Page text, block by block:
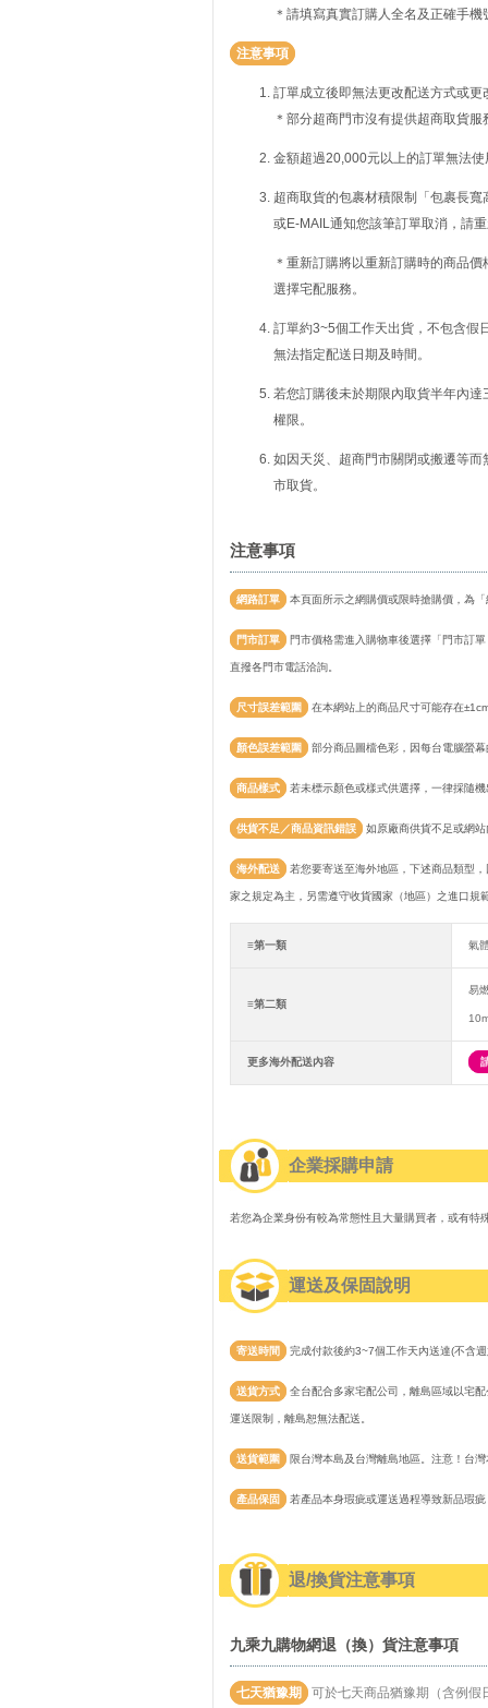
＊請填寫真實訂購人全名及正確手
注意事項
訂單成立後即無法更改配送方式或
＊部分超商門市沒有提供超商取貨
金額超過20,000元以上的訂單無法
超商取貨的包裹材積限制「包裹長
或E-MAIL通知您該筆訂單取消，請
＊重新訂購將以重新訂購時的商品
選擇宅配服務。
訂單約3~5個工作天出貨，不包含假
無法指定配送日期及時間。
若您訂購後未於期限內取貨半年內
權限。
如因天災、超商門市關閉或搬遷等
市取貨。
注意事項
網路訂單 本頁面所示之網購價或限時搶購價，為
門市訂單 門市價格需進入購物車後選擇「門市訂
直撥各門市電話洽詢。
尺寸誤差範圍 在本網站上的商品尺寸可能存在
顏色誤差範圍 部分商品圖檔色彩，因每台電腦螢
商品樣式 若未標示顏色或樣式供選擇，一律採隨
供貨不足／商品資訊錯誤 如原廠商供貨不足或網
海外配送 若您要寄送至海外地區，下述商品類型
家之規定為主，另需遵守收貨國家（地區）之進口規
≡第一類 氣
≡第二類
易
更多海外配送內容
企業採購申請
若您為企業身份有較為常態性且大量購買者，或有特
運送及保固說明
寄送時間 完成付款後約3~7個工作天內送達(不含
送貨方式 全台配合多家宅配公司，離島區域以宅
運送限制，離島恕無法配送。
送貨範圍 限台灣本島及台灣離島地區。注意！台
產品保固 若產品本身瑕疵或運送過程導致新品瑕
退/換貨注意事項
九乘九購物網退（換）貨注意事項
七天猶豫期
可於七天商品猶豫期（含例假